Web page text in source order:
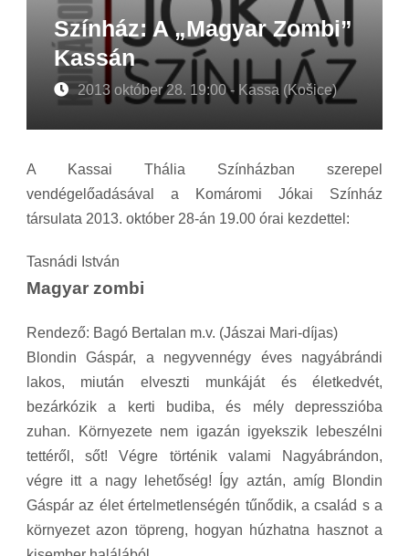
Színház: A „Magyar Zombi”
Kassán
2013 október 28. 19:00 - Kassa (Košice)
A Kassai Thália Színházban szerepel
vendégelőadásával a Komáromi Jókai Színház
társulata 2013. október 28-án 19.00 órai kezdettel:
Tasnádi István
Magyar zombi
Rendező: Bagó Bertalan m.v. (Jászai Mari-díjas)
Blondin Gáspár, a negyvennégy éves nagyábrándi
lakos, miután elveszti munkáját és életkedvét,
bezárkózik a kerti budiba, és mély depresszióba
zuhan. Környezete nem igazán igyekszik lebeszélni
tettéről, sőt! Végre történik valami Nagyábrándon,
végre itt a nagy lehetőség! Így aztán, amíg Blondin
Gáspár az élet értelmetlenségén tűnődik, a család s a
környezet azon töpreng, hogyan húzhatna hasznot a